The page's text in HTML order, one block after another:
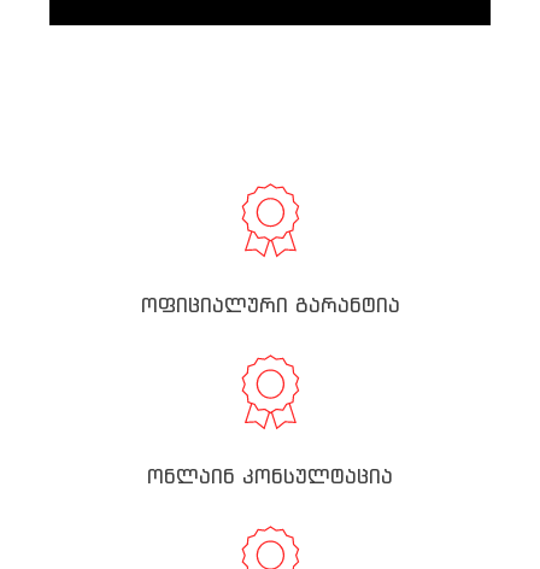
ოფიციალური გარანტია
ონლაინ კონსულტაცია